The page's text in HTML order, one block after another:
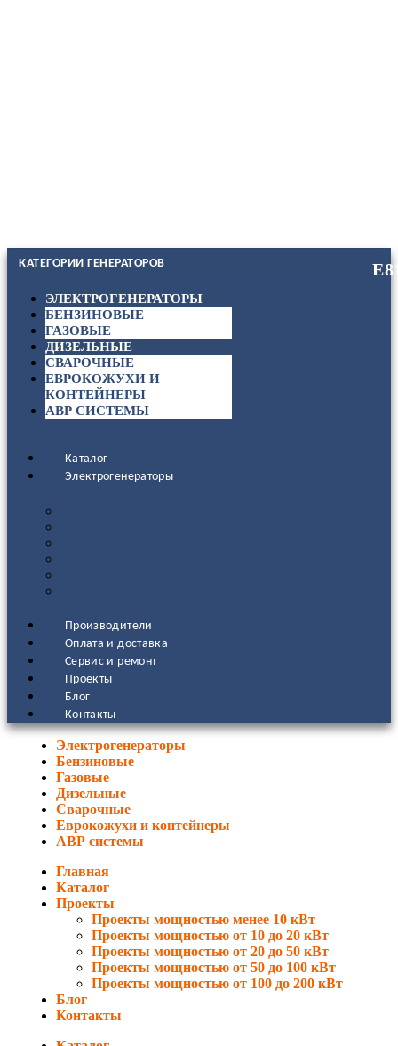
КАТЕГОРИИ ГЕНЕРАТОРОВ
ЭЛЕКТРОГЕНЕРАТОРЫ
БЕНЗИНОВЫЕ
ГАЗОВЫЕ
ДИЗЕЛЬНЫЕ
СВАРОЧНЫЕ
ЕВРОКОЖУХИ И
КОНТЕЙНЕРЫ
АВР СИСТЕМЫ
Каталог
Электрогенераторы
Производители
Оплата и доставка
Сервис и ремонт
Проекты
Блог
Контакты
Электрогенераторы
Бензиновые
Газовые
Дизельные
Сварочные
Еврокожухи и контейнеры
АВР системы
Главная
Каталог
Проекты
Проекты мощностью менее 10 кВт
Проекты мощностью от 10 до 20 кВт
Проекты мощностью от 20 до 50 кВт
Проекты мощностью от 50 до 100 кВт
Проекты мощностью от 100 до 200 кВт
Блог
Контакты